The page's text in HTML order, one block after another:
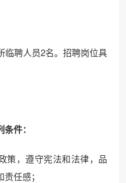
聘人员2名。招聘岗位具
件：
，遵守宪法和法律，品
任感；